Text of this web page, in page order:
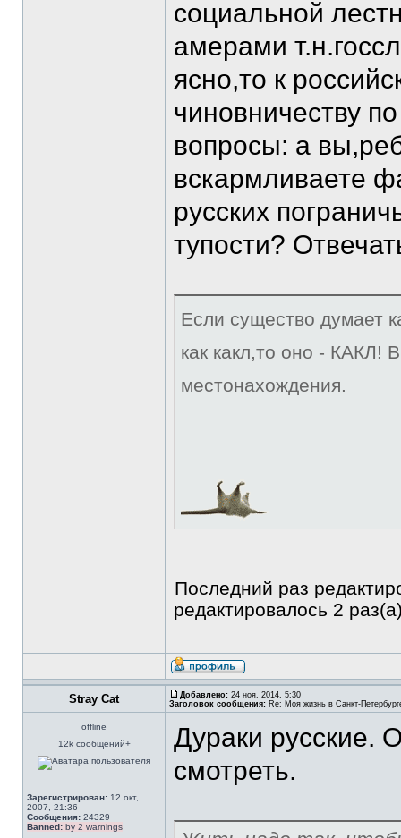
социальной
амерами
ясно,то к
чиновничеству
вопросы: а
вскармливаете
русских
тупости?
Если существо думает
как какл,то оно - КАКЛ!
местонахождения.
Последний раз
редактировалось 2
Stray Cat Добавлено: 24 ноя, 2014, 5:30
Заголовок сообщения: Re: Моя жизнь в Санкт-
offline
12k сообщений+
Зарегистрирован: 12 окт,
2007, 21:36
Сообщения: 24329
Banned: by 2 warnings
Дураки русские.
смотреть.